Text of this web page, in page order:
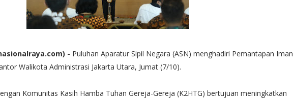
- Puluhan Aparatur Sipil Negara (ASN) menghadiri Pemantapan Iman
Walikota Administrasi Jakarta Utara, Jumat (7/10).
Komunitas Kasih Hamba Tuhan Gereja-Gereja (K2HTG) bertujuan meningkatkan